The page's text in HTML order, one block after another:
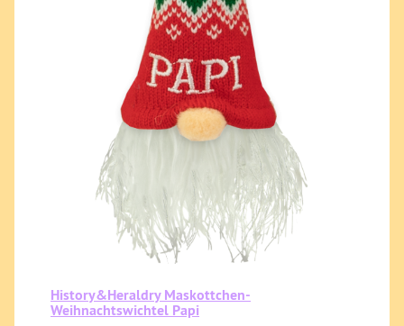
History&Heraldry Maskottchen-
Weihnachtswichtel Papi